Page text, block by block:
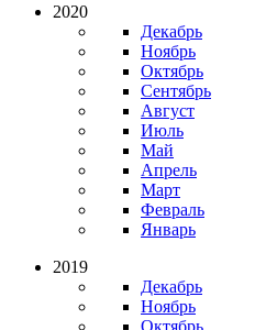
2020
Декабрь
Ноябрь
Октябрь
Сентябрь
Август
Июль
Май
Апрель
Март
Февраль
Январь
2019
Декабрь
Ноябрь
Октябрь